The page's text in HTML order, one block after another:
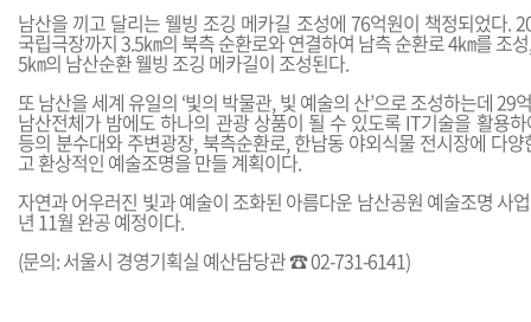
남산을 끼고 달리는 웰빙 조깅 메카길 조성에 76억원이 책정되었다.
국립극장까지 3.5㎞의 북측 순환로와 연결하여 남측 순환로 4㎞를 조
5㎞의 남산순환 웰빙 조깅 메카길이 조성된다.
또 남산을 세계 유일의 ‘빛의 박물관, 빛 예술의 산’으로 조성하는데 29
남산전체가 밤에도 하나의 관광 상품이 될 수 있도록 IT기술을 활용
등의 분수대와 주변광장, 북측순환로, 한남동 야외식물 전시장에 다
고 환상적인 예술조명을 만들 계획이다.
자연과 어우러진 빛과 예술이 조화된 아름다운 남산공원 예술조명 사
년 11월 완공 예정이다.
(문의: 서울시 경영기획실 예산담당관 ☎ 02-731-6141)